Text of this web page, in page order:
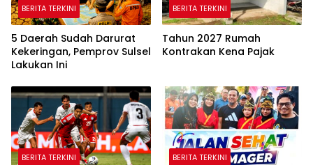
BERITA TERKINI
5 Daerah Sudah Darurat
Kekeringan, Pemprov Sulsel
Lakukan Ini
BERITA TERKINI
Tahun 2027 Rumah
Kontrakan Kena Pajak
BERITA TERKINI BERITA TERKINI